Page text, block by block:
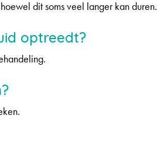
dit soms veel langer kan duren.
optreedt?